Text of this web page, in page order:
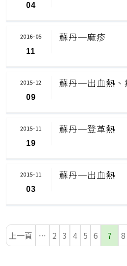
04
蘇丹─麻疹
2016-05
11
蘇丹─出血熱、
2015-12
09
蘇丹─登革熱
2015-11
19
蘇丹─出血熱
2015-11
03
上一頁 … 2 3 4 5 6 7 8